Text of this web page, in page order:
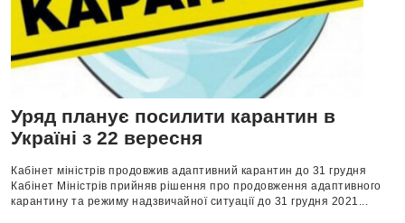
Уряд планує посилити карантин в
Україні з 22 вересня
Кабінет міністрів продовжив адаптивний карантин до 31 грудня
Кабінет Міністрів прийняв рішення про продовження адаптивного
карантину та режиму надзвичайної ситуації до 31 грудня 2021...